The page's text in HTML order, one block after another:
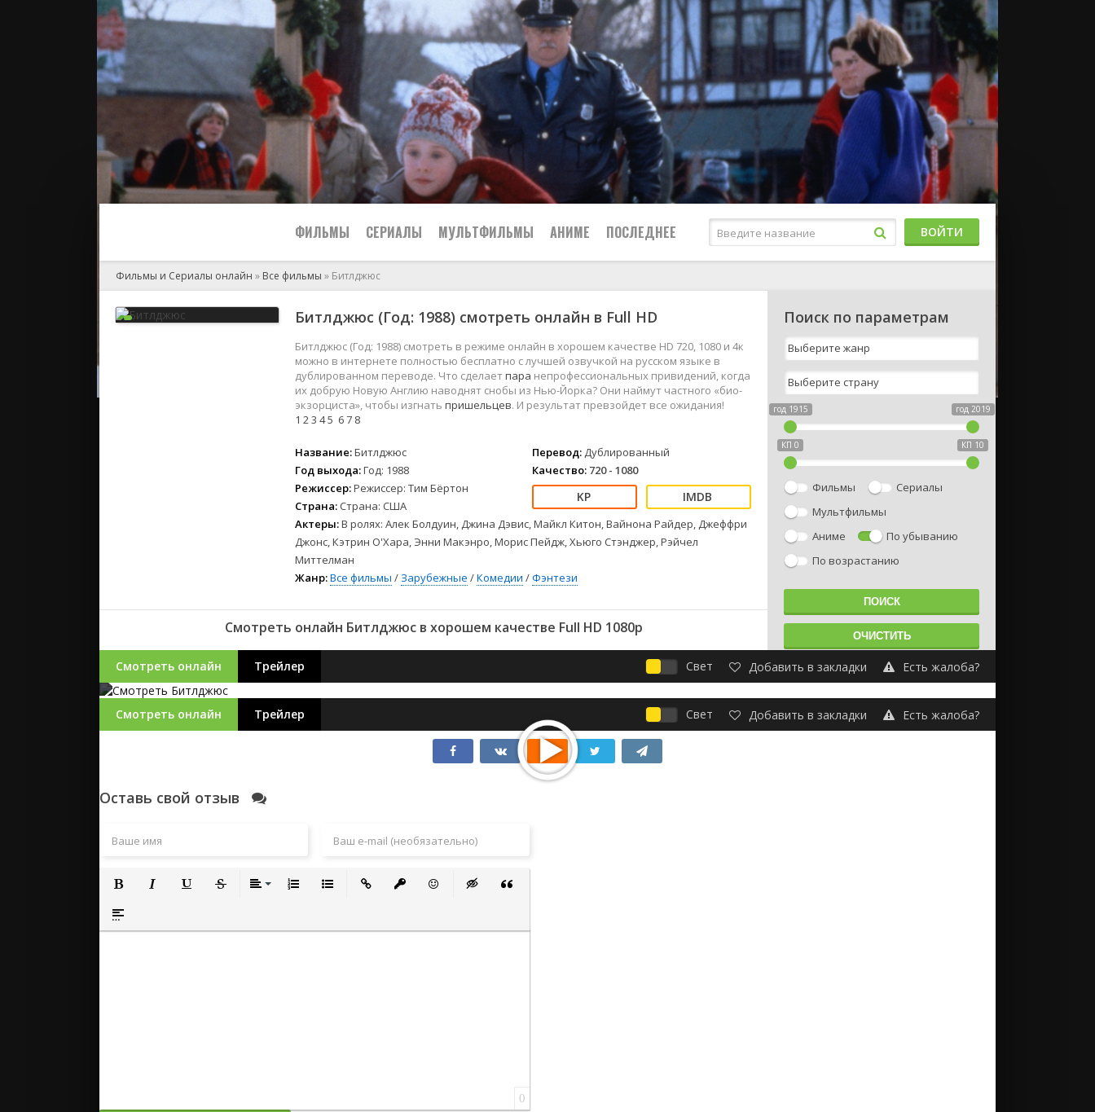
ФИЛЬМЫ
2024
2023
2022
2021
Русские
СССР
Зарубежные
Боевики
Военные
Детективы
Детские
Драмы
Мелодрамы
Приключения
Семейные
Спорт
Триллеры
Фантастика
Фэнтези
СЕРИАЛЫ МУЛЬТФИЛЬМЫ АНИМЕ ПОСЛЕДНЕЕ
2024
2023
2022
2021
Русские
СССР
Зарубежные
ВОЙТИ
Фильмы и Сериалы онлайн » Все фильмы » Битлджюс
Битлджюс (Год: 1988) смотреть онлайн в Full HD
Битлджюс (Год: 1988) смотреть в режиме онлайн в хорошем качестве HD 720, 1080 и 4к
можно в интернете полностью бесплатно с лучшей озвучкой на русском языке в
дублированном переводе. Что сделаетпара непрофессиональных привидений, когда
их добрую Новую Англию наводнят снобы из Нью-Йорка? Они наймут частного «био-
экзорциста», чтобы изгнать пришельцев. И результат превзойдет все ожидания!
1 23 45 67 8
Название:Битлджюс
Год выхода:Год: 1988
Режиссер:Режиссер: Тим Бёртон
Страна: Страна: США
Перевод: Дублированный
Качество: 720 - 1080
Актеры:В ролях: Алек Болдуин, Джина Дэвис, Майкл Китон, Вайнона Райдер, Джеффри
Джонс, Кэтрин О'Хара, Энни Макэнро, Морис Пейдж, Хьюго Стэнджер, Рэйчел
Миттелман
Жанр:Все фильмы / Зарубежные /Комедии /Фэнтези
Смотреть онлайн Битлджюс в хорошем качестве Full HD 1080p
Поиск по параметрам
год 1915 год 2019
КП 0 КП 10
Фильмы
Сериалы
Мультфильмы
Аниме
По убыванию
По возрастанию
Смотреть онлайн Трейлер Свет Добавить в закладки Есть жалоба?
Смотреть онлайн Трейлер Свет Добавить в закладки Есть жалоба?
Оставь свой отзыв
Полужирный
Вставка спойлера
0